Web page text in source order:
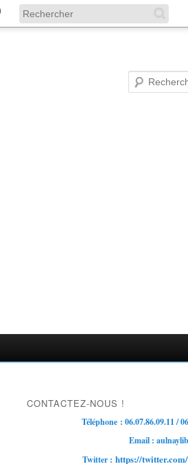
CONTACTEZ-NOUS !
Téléphone : 06.07.86.09.11 /
Email :
Twitter : https://